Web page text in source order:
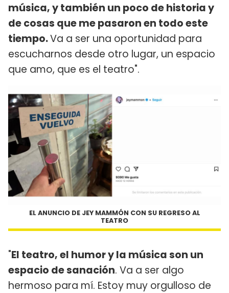
música, y también un poco de historia y
de cosas que me pasaron en todo este
tiempo.Va a ser una oportunidad para
escucharnos desde otro lugar, un espacio
que amo, que es el teatro".
EL ANUNCIO DE JEY MAMMÓN CON SU REGRESO AL
TEATRO
"El teatro, el humor y la música son un
espacio de sanación. Va a ser algo
hermoso para mí. Estoy muy orgulloso de